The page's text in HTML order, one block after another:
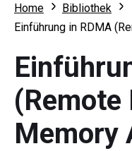
Home
Bibliothek
Einführung in RDMA
(Remote
Memory